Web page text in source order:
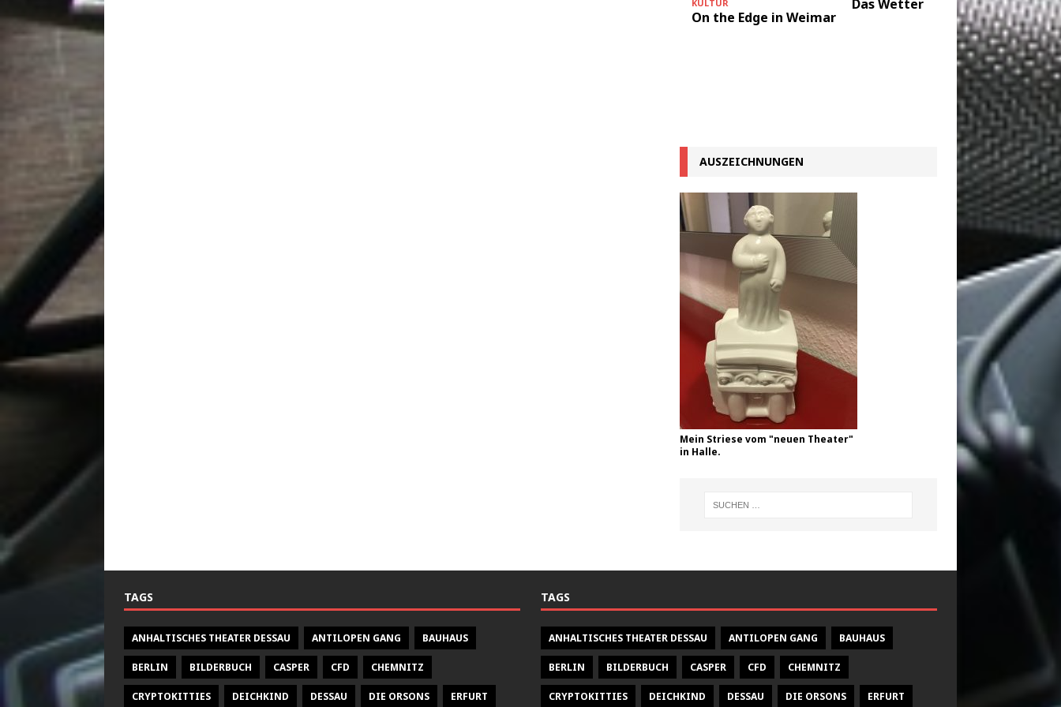
KULTUR
On the Edge in Weimar
Das Wetter KULTUR
Messa
Halle/
AUSZEICHNUNGEN
Mein Striese vom "neuen Theater"
in Halle.
TAGS
ANHALTISCHES THEATER DESSAU ANTILOPEN GANG BAUHAUS
BERLIN BILDERBUCH CASPER CFD CHEMNITZ
CRYPTOKITTIES DEICHKIND DESSAU DIE ORSONS ERFURT
TAGS
ANHALTISCHES THEATER DESSAU ANTILOPEN GANG BAUHAUS
BERLIN BILDERBUCH CASPER CFD CHEMNITZ
CRYPTOKITTIES DEICHKIND DESSAU DIE ORSONS ERFURT